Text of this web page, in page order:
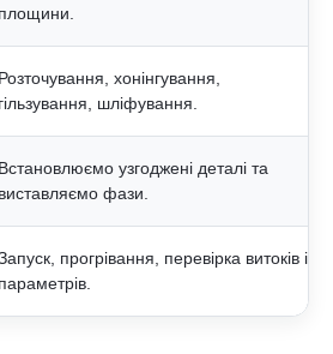
площини.
Розточування, хонінгування,
гільзування, шліфування.
Встановлюємо узгоджені деталі та
виставляємо фази.
прогрівання, перевірка витоків і
параметрів.